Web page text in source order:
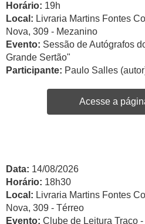
Horário: 19h
Local: Livraria Martins Fontes
Nova, 309 - Mezanino
Evento: Sessão de Autógrafos
Grande Sertão"
Participante: Paulo Salles
Acesse a
Data: 14/08/2026
Horário: 18h30
Local: Livraria Martins Fontes
Nova, 309 - Térreo
Evento: Clube de Leitura Traço